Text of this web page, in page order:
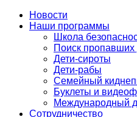
Новости
Наши программы
Школа
Поиск пропавших
Дети-сироты
Дети-рабы
Семейный
Буклеты и
Международный
Сотрудничество